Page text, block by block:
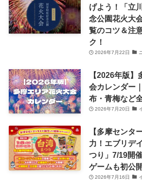
げよう！「立
念公園花火大
覧のコツ＆注
ク！
2026年7月22日
【2026年版
会カレンダー
布・青梅など
2026年7月20日
【多摩センタ
力！エブリデ
つり」7/19開
ゲームも初公開
2026年7月16日